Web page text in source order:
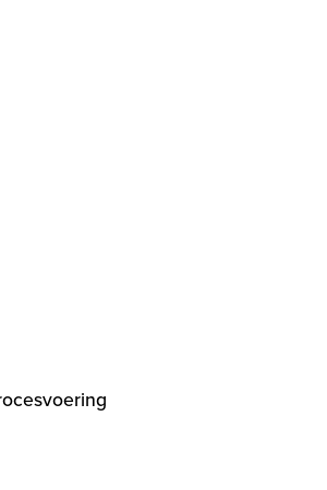
zoeken in de arresten, de
trefwoorden